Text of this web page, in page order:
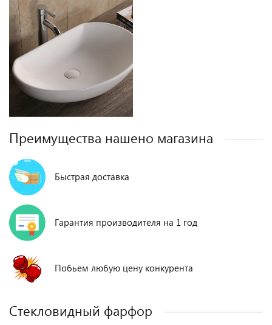
Преимущества нашено магазина
Быстрая доставка
Гарантия производителя на 1 год
Побьем любую цену конкурента
Стекловидный фарфор